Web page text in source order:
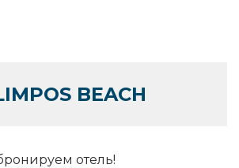
BEACH
отель!